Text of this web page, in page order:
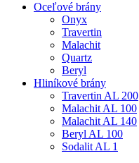
Oceľové brány
Onyx
Travertin
Malachit
Quartz
Beryl
Hliníkové brány
Travertin AL 200
Malachit AL 100
Malachit AL 140
Beryl AL 100
Sodalit AL 1